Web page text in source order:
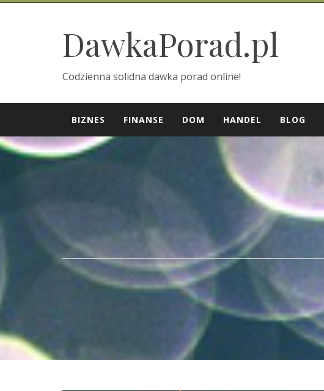
Skip
DawkaPorad.pl
Codzienna solidna dawka porad online!
BIZNES FINANSE DOM HANDEL BLOG